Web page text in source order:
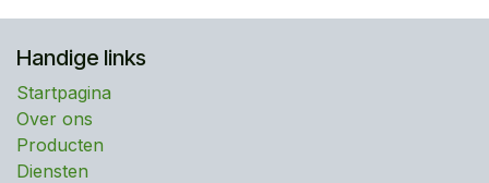
Handige links
Startpagina
Over ons
Producten
Diensten